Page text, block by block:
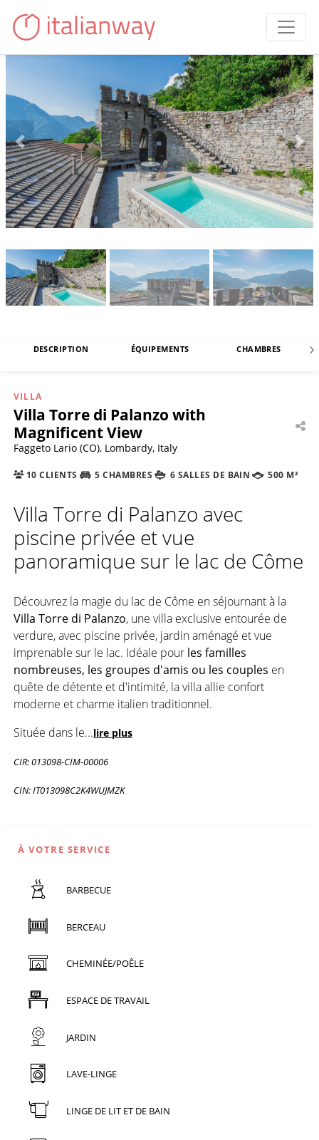
DESCRIPTION ÉQUIPEMENTS CHAMBRES
VILLA
Villa Torre di Palanzo with
Magnificent View
Faggeto Lario (CO), Lombardy, Italy
10 CLIENTS 5 CHAMBRES 6 SALLES DE BAIN 500 M²
Villa Torre di Palanzo avec
piscine privée et vue
panoramique sur le lac de Côme
Découvrez la magie du lac de Côme en séjournant à la
Villa Torre di Palanzo, une villa exclusive entourée de
verdure, avec piscine privée, jardin aménagé et vue
imprenable sur le lac. Idéale pour les familles
nombreuses, les groupes d'amis ou les couples en
quête de détente et d'intimité, la villa allie confort
moderne et charme italien traditionnel.
Située dans le...lire plus
CIR: 013098-CIM-00006
CIN: IT013098C2K4WUJMZK
À VOTRE SERVICE
BARBECUE
BERCEAU
CHEMINÉE/POÊLE
ESPACE DE TRAVAIL
JARDIN
LAVE-LINGE
LINGE DE LIT ET DE BAIN